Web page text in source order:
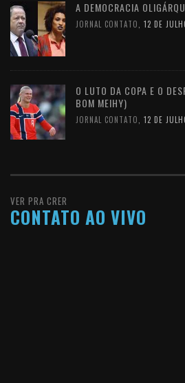
A DEMOCRACIA
JORNAL CONTATO 12 DE
O LUTO DA COPA E O
BOM MEIHY)
JORNAL CONTATO 12 DE
VER PRA CRER
CONTATO AO VIVO